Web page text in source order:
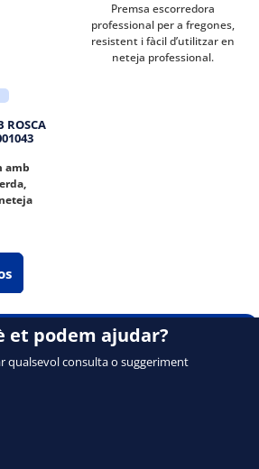
ROSCA
amb
Premsa escorredora
professional per a fregones,
resistent i fàcil d’utilitzar en
neteja professional.
et podem ajudar?
qualsevol consulta o suggeriment